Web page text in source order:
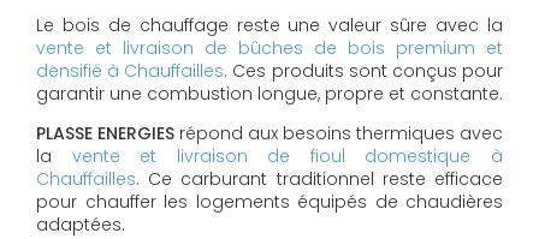
Le bois de chauffage reste une valeur sûre avec la
vente et livraison de bûches de bois premium et
densifié à Chauffailles. Ces produits sont conçus pour
garantir une combustion longue, propre et constante.
PLASSE ENERGIES répond aux besoins thermiques avec
la vente et livraison de fioul domestique à
Chauffailles. Ce carburant traditionnel reste efficace
pour chauffer les logements équipés de chaudières
adaptées.